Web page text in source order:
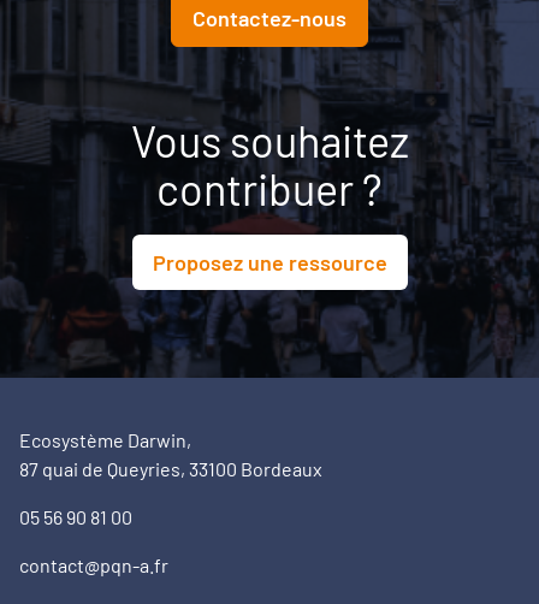
Contactez-nous
Vous souhaitez
contribuer ?
Proposez une ressource
Ecosystème Darwin,
87 quai de Queyries, 33100 Bordeaux
05 56 90 81 00
contact@pqn-a.fr